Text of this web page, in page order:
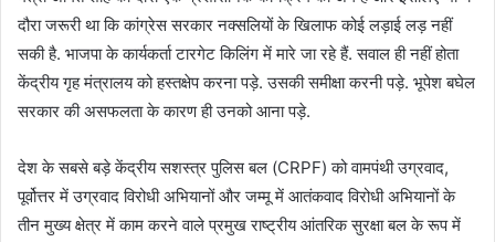
दौरा जरूरी था कि कांग्रेस सरकार नक्सलियों के खिलाफ कोई लड़ाई लड़ नहीं
सकी है. भाजपा के कार्यकर्ता टारगेट किलिंग में मारे जा रहे हैं. सवाल ही नहीं होता
केंद्रीय गृह मंत्रालय को हस्तक्षेप करना पड़े. उसकी समीक्षा करनी पड़े. भूपेश बघेल
सरकार की असफलता के कारण ही उनको आना पड़े.
देश के सबसे बड़े केंद्रीय सशस्त्र पुलिस बल (CRPF) को वामपंथी उग्रवाद,
पूर्वोत्तर में उग्रवाद विरोधी अभियानों और जम्मू में आतंकवाद विरोधी अभियानों के
तीन मुख्य क्षेत्र में काम करने वाले प्रमुख राष्ट्रीय आंतरिक सुरक्षा बल के रूप में